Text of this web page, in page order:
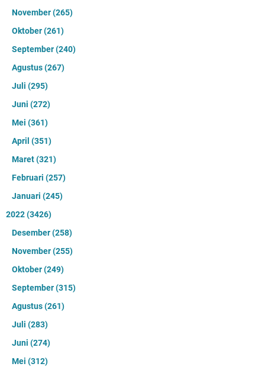
November(265)
Oktober(261)
September(240)
Agustus(267)
Juli (295)
Juni (272)
Mei (361)
April (351)
Maret(321)
Februari (257)
Januari (245)
2022(3426)
Desember(258)
November(255)
Oktober(249)
September(315)
Agustus(261)
Juli (283)
Juni (274)
Mei (312)